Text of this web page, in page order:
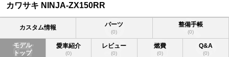
カワサキ NINJA-ZX150RR
カスタム情報 パーツ
(0)
整備手帳
(0)
モデル
トップ
愛車紹介
(0)
レビュー
(0)
燃費
(0)
Q&A
(0)